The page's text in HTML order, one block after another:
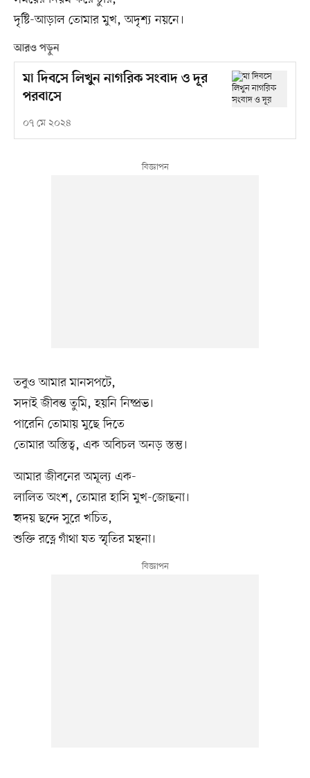
দৃষ্টি-আড়াল তোমার মুখ, অদৃশ্য নয়নে।
আরও পড়ুন
মা দিবসে লিখুন নাগরিক সংবাদ ও দূর
পরবাসে
০৭ মে ২০২৪
তবুও আমার মানসপটে,
সদাই জীবন্ত তুমি, হয়নি নিষ্প্রভ।
পারেনি তোমায় মুছে দিতে
তোমার অস্তিত্ব, এক অবিচল অনড় স্তম্ভ।
আমার জীবনের অমূল্য এক-
লালিত অংশ, তোমার হাসি মুখ-জোছনা।
হৃদয় ছন্দে সুরে খচিত,
শুক্তি রত্নে গাঁথা যত স্মৃতির মন্থনা।